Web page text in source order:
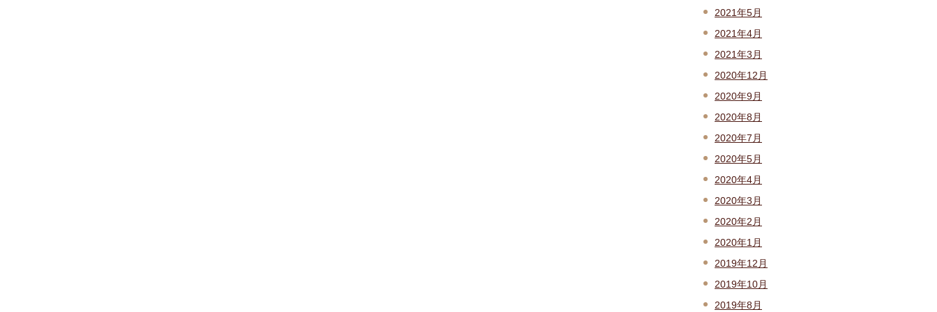
2021年5月
2021年4月
2021年3月
2020年12月
2020年9月
2020年8月
2020年7月
2020年5月
2020年4月
2020年3月
2020年2月
2020年1月
2019年12月
2019年10月
2019年8月